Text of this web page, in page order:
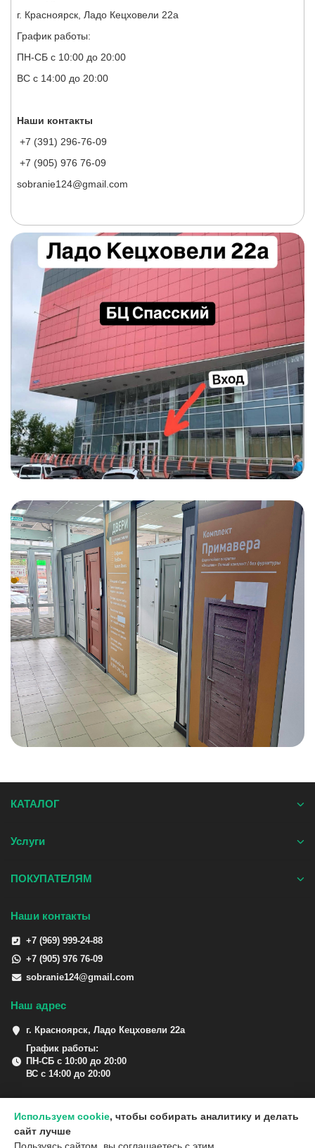
г. Красноярск, Ладо Кецховели 22а
График работы:
ПН-СБ с 10:00 до 20:00
ВС с 14:00 до 20:00
Наши контакты
+7 (391) 296-76-09
+7 (905) 976 76-09
sobranie124@gmail.com
КАТАЛОГ
Услуги
ПОКУПАТЕЛЯМ
Наши контакты
+7 (969) 999-24-88
+7 (905) 976 76-09
sobranie124@gmail.com
Наш адрес
г. Красноярск, Ладо Кецховели 22а
График работы:
ПН-СБ с 10:00 до 20:00
ВС с 14:00 до 20:00
Используем cookie, чтобы собирать аналитику и делать
сайт лучше